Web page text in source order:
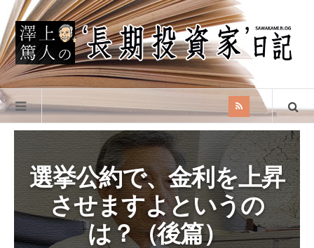
選挙公約で、金利を上昇
させますよというの
は？（後篇）